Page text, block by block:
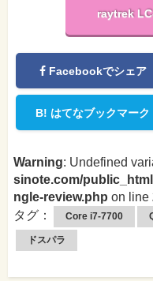
raytrek
Facebookでシェア
B! はてなブックマーク
Warning: Undefined
sinote.com/
ngle-review.php on line
タグ：
Core i7-7700
ドスパラ